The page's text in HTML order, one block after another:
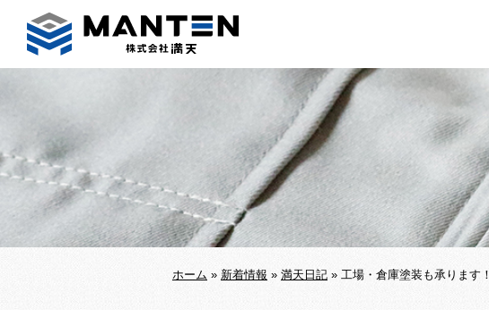
ホーム » 新着情報 » 満天日記 » 工場・倉庫塗装も承ります！